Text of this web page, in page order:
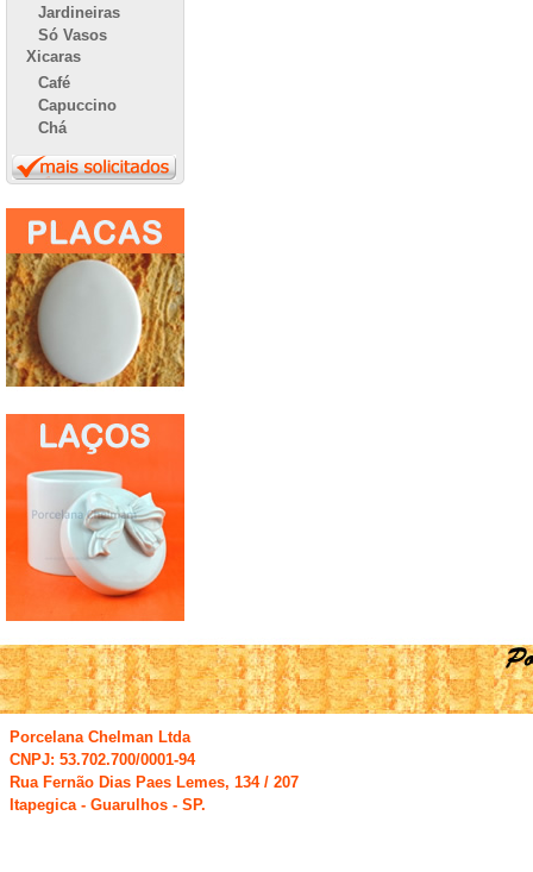
Jardineiras
Só Vasos
Xicaras
Café
Capuccino
Chá
Porcelana Chelman Ltda
CNPJ: 53.702.700/0001-94
Rua Fernão Dias Paes Lemes, 134 / 207
Itapegica - Guarulhos - SP.